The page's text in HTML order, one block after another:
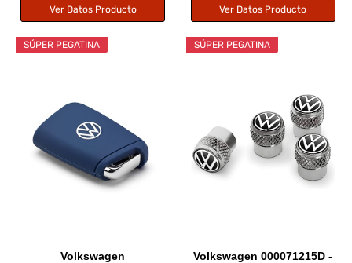
Ver Datos Producto Ver Datos Producto
SÚPER PEGATINA
Volkswagen
SÚPER PEGATINA
Volkswagen 000071215D -